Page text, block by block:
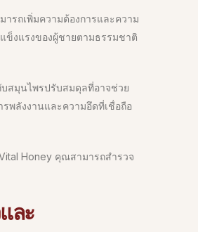
รถเพิ่มความต้องการและความ
ข็งแรงของผู้ชายตามธรรมชาติ
สมุนไพรปรับสมดุลที่อาจช่วย
พลังงานและความอึดที่เชื่อถือ
Honey คุณสามารถสำรวจ
ละ